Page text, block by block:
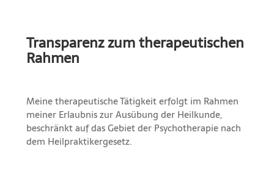
Transparenz zum therapeutischen
Rahmen
Meine therapeutische Tätigkeit erfolgt im Rahmen
meiner Erlaubnis zur Ausübung der Heilkunde,
beschränkt auf das Gebiet der Psychotherapie nach
dem Heilpraktikergesetz.